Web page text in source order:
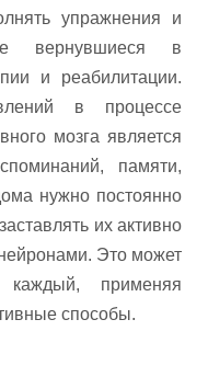
упражнения и
вернувшиеся в
и реабилитации.
в процессе
мозга является
памяти,
нужно постоянно
их активно
Это может
каждый, применяя
способы.